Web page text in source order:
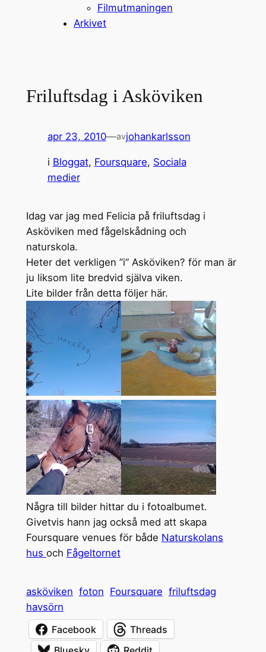
Filmutmaningen
Arkivet
Friluftsdag i Asköviken
apr 23, 2010—avjohankarlsson
i Bloggat, Foursquare, Sociala
medier
Idag var jag med Felicia på friluftsdag i
Asköviken med fågelskådning och
naturskola.
Heter det verkligen ”i” Asköviken? för man är
ju liksom lite bredvid själva viken.
Lite bilder från detta följer här.
Några till bilder hittar du i fotoalbumet.
Givetvis hann jag också med att skapa
Foursquare venues för både Naturskolans
hus och Fågeltornet
asköviken foton Foursquare friluftsdag
havsörn
Facebook
Threads